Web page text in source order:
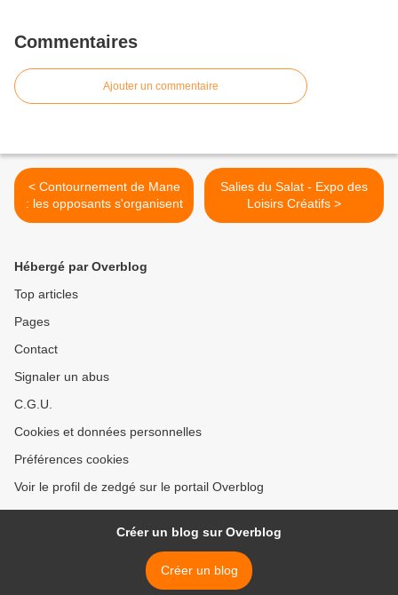
Commentaires
Ajouter un commentaire
< Contournement de Mane
: les opposants s'organisent
Salies du Salat - Expo des
Loisirs Créatifs >
Hébergé par Overblog
Top articles
Pages
Contact
Signaler un abus
C.G.U.
Cookies et données personnelles
Préférences cookies
Voir le profil de zedgé sur le portail Overblog
Créer un blog sur Overblog
Créer un blog